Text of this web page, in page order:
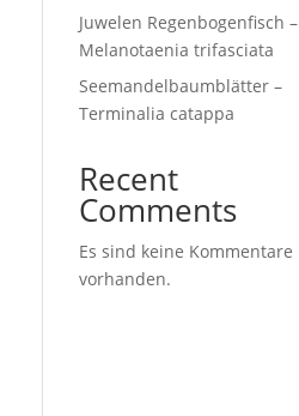
Juwelen Regenbogenfisch –
Melanotaenia trifasciata
Seemandelbaumblätter –
Terminalia catappa
Recent
Comments
Es sind keine Kommentare
vorhanden.